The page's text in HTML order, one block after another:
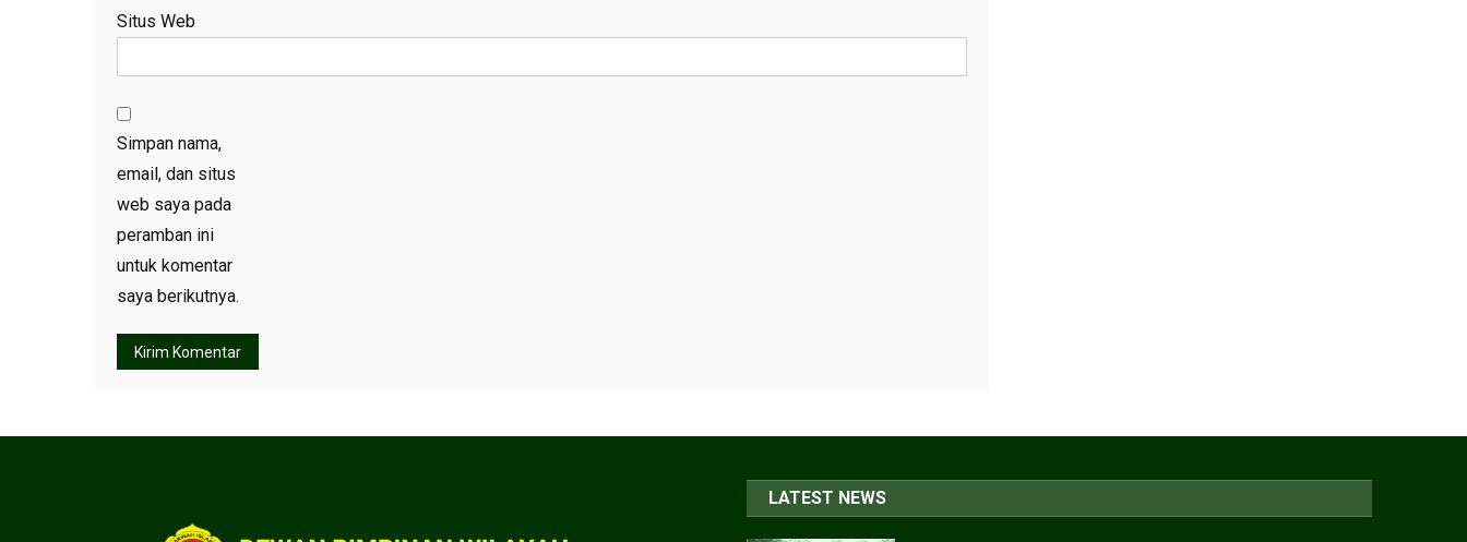
Situs Web
Simpan nama,
email, dan situs
web saya pada
peramban ini
untuk komentar
saya berikutnya.
LATEST NEWS